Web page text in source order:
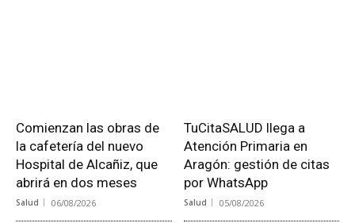
Comienzan las obras de
la cafetería del nuevo
Hospital de Alcañiz, que
abrirá en dos meses
Salud 06/08/2026
TuCitaSALUD llega a
Atención Primaria en
Aragón: gestión de citas
por WhatsApp
Salud 05/08/2026